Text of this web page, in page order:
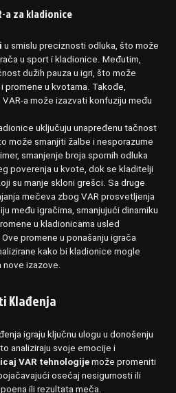
a za kladionice
u smislu preciznosti odluka, što može
u sport i kladionice. Međutim,
dužih pauza u igri, što može
promene u kvotama. Takođe,
a može izazvati konfuziju među
uključuju unapređenu tačnost
može smanjiti žalbe i nesporazume
smanjenje broja spornih odluka
poverenja u kvote, dok se kladitelji
su manje skloni grešci. Sa druge
mečeva zbog VAR prosvetljenja
među igračima, smanjujući dinamiku
u kladionicama usled
promene u ponašanju igrača
kako bi kladionice mogle
izazove.
Klađenja
igraju ključnu ulogu u donošenju
analiziraju svoje emocije i
VAR tehnologije može promeniti
osećaj nesigurnosti ili
ili rezultata meča.